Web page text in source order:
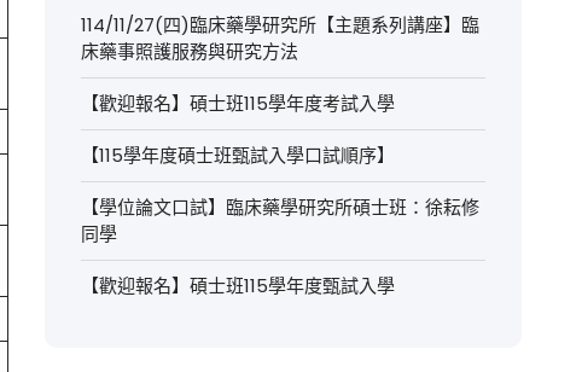
114/11/27(四)臨床藥學研究所【主題系列講座】臨
床藥事照護服務與研究方法
【歡迎報名】碩士班115學年度考試入學
【115學年度碩士班甄試入學口試順序】
【學位論文口試】臨床藥學研究所碩士班：徐耘修
同學
【歡迎報名】碩士班115學年度甄試入學